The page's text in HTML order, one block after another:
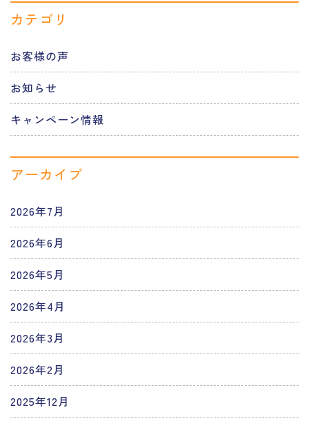
カテゴリ
お客様の声
お知らせ
キャンペーン情報
アーカイブ
2026年7月
2026年6月
2026年5月
2026年4月
2026年3月
2026年2月
2025年12月